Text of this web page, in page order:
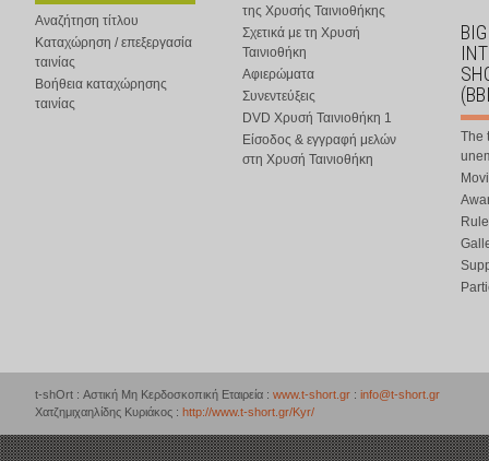
Αναζήτηση τίτλου
Καταχώρηση / επεξεργασία
ταινίας
Βοήθεια καταχώρησης
ταινίας
της Χρυσής Ταινιοθήκης
Σχετικά με τη Χρυσή
Ταινιοθήκη
Αφιερώματα
Συνεντεύξεις
DVD Χρυσή Ταινιοθήκη 1
Είσοδος & εγγραφή μελών
στη Χρυσή Ταινιοθήκη
The
t-shOrt : Αστική Μη Κερδοσκοπική Εταιρεία : www.t-short.gr : info@t-short.gr
Χατζημιχαηλίδης Κυριάκος : http://www.t-short.gr/Kyr/